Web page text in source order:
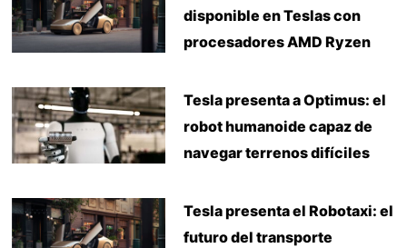
disponible en Teslas con
procesadores AMD Ryzen
Tesla presenta a Optimus: el
robot humanoide capaz de
navegar terrenos difíciles
Tesla presenta el Robotaxi: el
futuro del transporte